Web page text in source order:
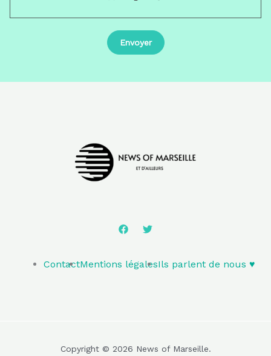
ContactMentions légalesIls parlent de nous ♥️
Copyright © 2026 News of Marseille.